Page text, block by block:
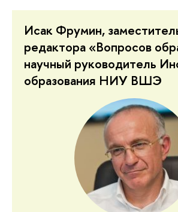
Исак Фрумин,
редактора «Вопросов
научный руководитель
образования НИУ ВШЭ